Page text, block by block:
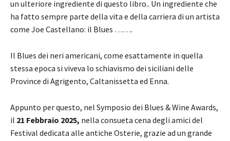
un ulteriore ingrediente di questo libro.. Un ingrediente che
ha fatto sempre parte della vita e della carriera di un artista
come Joe Castellano: il Blues …….
Il Blues dei neri americani, come esattamente in quella
stessa epoca si viveva lo schiavismo dei siciliani delle
Province di Agrigento, Caltanissetta ed Enna.
Appunto per questo, nel Symposio dei Blues & Wine Awards,
il 21 Febbraio 2025, nella consueta cena degli amici del
Festival dedicata alle antiche Osterie, grazie ad un grande